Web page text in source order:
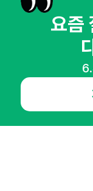
마케팅 감각을
65,043명의 마케터를 성
NHN AD
요즘